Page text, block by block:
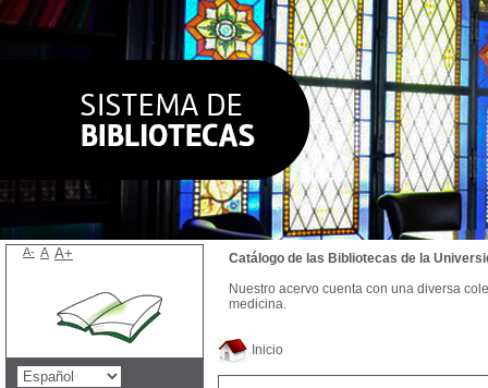
Inicio
Catálogo de las Bibliotecas de la
Nuestro acervo cuenta con una diversa
medicina.
A- A A+